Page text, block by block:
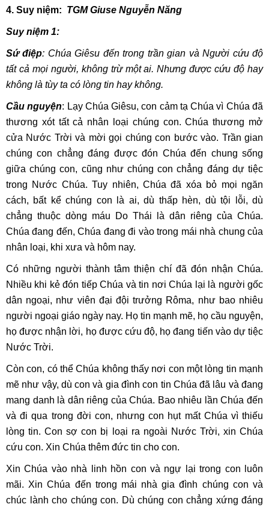
4. Suy niệm: TGM Giuse Nguyễn Năng
Suy niệm 1:
Sứ điệp: Chúa Giêsu đến trong trần gian và Người cứu độ
tất cả mọi người, không trừ một ai. Nhưng được cứu độ hay
không là tùy ta có lòng tin hay không.
Cầu nguyện: Lạy Chúa Giêsu, con cảm tạ Chúa vì Chúa đã
thương xót tất cả nhân loại chúng con. Chúa thương mở
cửa Nước Trời và mời gọi chúng con bước vào. Trần gian
chúng con chẳng đáng được đón Chúa đến chung sống
giữa chúng con, cũng như chúng con chẳng đáng dự tiệc
trong Nước Chúa. Tuy nhiên, Chúa đã xóa bỏ mọi ngăn
cách, bất kể chúng con là ai, dù thấp hèn, dù tội lỗi, dù
chẳng thuộc dòng máu Do Thái là dân riêng của Chúa.
Chúa đang đến, Chúa đang đi vào trong mái nhà chung của
nhân loại, khi xưa và hôm nay.
Có những người thành tâm thiện chí đã đón nhận Chúa.
Nhiều khi kẻ đón tiếp Chúa và tin nơi Chúa lại là người gốc
dân ngoại, như viên đại đội trưởng Rôma, như bao nhiêu
người ngoại giáo ngày nay. Họ tin mạnh mẽ, họ cầu nguyện,
họ được nhận lời, họ được cứu độ, họ đang tiến vào dự tiệc
Nước Trời.
Còn con, có thể Chúa không thấy nơi con một lòng tin mạnh
mẽ như vậy, dù con và gia đình con tin Chúa đã lâu và đang
mang danh là dân riêng của Chúa. Bao nhiêu lần Chúa đến
và đi qua trong đời con, nhưng con hụt mất Chúa vì thiếu
lòng tin. Con sợ con bị loại ra ngoài Nước Trời, xin Chúa
cứu con. Xin Chúa thêm đức tin cho con.
Xin Chúa vào nhà linh hồn con và ngự lại trong con luôn
mãi. Xin Chúa đến trong mái nhà gia đình chúng con và
chúc lành cho chúng con. Dù chúng con chẳng xứng đáng